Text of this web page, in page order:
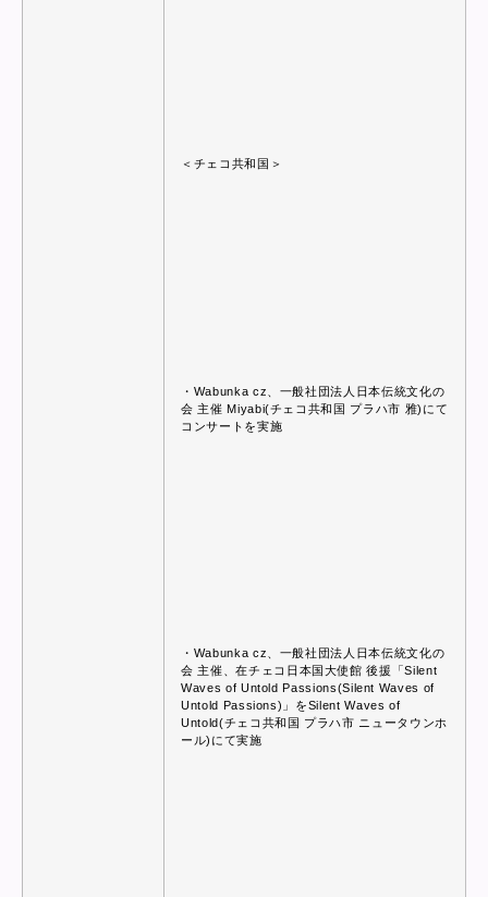
＜チェコ共和国＞
・Wabunka cz、一般社団法人日本伝統文化の
会 主催 Miyabi(チェコ共和国 プラハ市 雅)にて
コンサートを実施
・Wabunka cz、一般社団法人日本伝統文化の
会 主催、在チェコ日本国大使館 後援「Silent
Waves of Untold Passions(Silent Waves of
Untold Passions)」をSilent Waves of
Untold(チェコ共和国 プラハ市 ニュータウンホ
ール)にて実施